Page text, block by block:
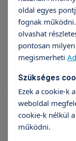
számlára
esetben a
20%
vagyis a
4 ×
2.000 Ft
oldal egyes
fognak
olvashat
pontosan
megismerheti
Szükséges
Ezek a cookie-k
weboldal
cookie-k nélkül
működni.